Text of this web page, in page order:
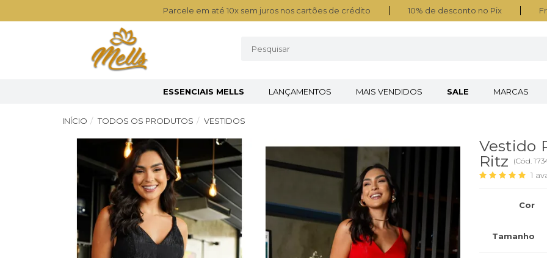
Parcele em até 10x sem juros nos cartões de crédito 10% de desconto no Pix
ESSENCIAIS MELLS LANÇAMENTOS MAIS VENDIDOS SALE MARCAS
INÍCIO TODOS OS PRODUTOS VESTIDOS
Vestido
Ritz
(Cód.
1
Cor
Tamanho